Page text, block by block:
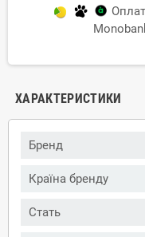
ХАРАКТЕРИСТИКИ
Бренд
Країна бренду
Стать